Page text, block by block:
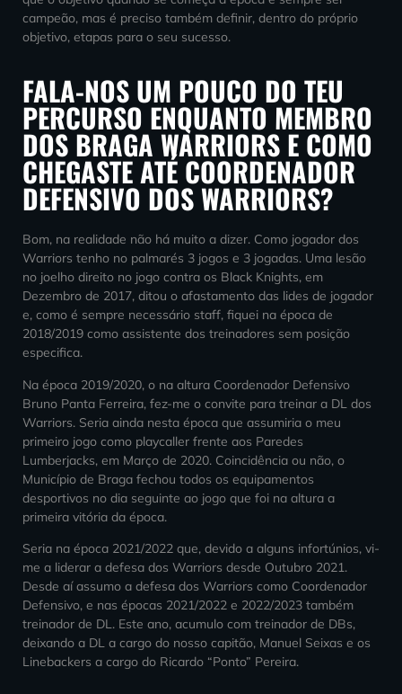
campeão, mas é preciso também definir, dentro do próprio
objetivo, etapas para o seu sucesso.
FALA-NOS UM POUCO DO TEU
PERCURSO ENQUANTO MEMBRO
DOS BRAGA WARRIORS E COMO
CHEGASTE ATÉ COORDENADOR
DEFENSIVO DOS WARRIORS?
Bom, na realidade não há muito a dizer. Como jogador dos
Warriors tenho no palmarés 3 jogos e 3 jogadas. Uma lesão
no joelho direito no jogo contra os Black Knights, em
Dezembro de 2017, ditou o afastamento das lides de jogador
e, como é sempre necessário staff, fiquei na época de
2018/2019 como assistente dos treinadores sem posição
especifica.
Na época 2019/2020, o na altura Coordenador Defensivo
Bruno Panta Ferreira, fez-me o convite para treinar a DL dos
Warriors. Seria ainda nesta época que assumiria o meu
primeiro jogo como playcaller frente aos Paredes
Lumberjacks, em Março de 2020. Coincidência ou não, o
Município de Braga fechou todos os equipamentos
desportivos no dia seguinte ao jogo que foi na altura a
primeira vitória da época.
Seria na época 2021/2022 que, devido a alguns infortúnios, vi-
me a liderar a defesa dos Warriors desde Outubro 2021.
Desde aí assumo a defesa dos Warriors como Coordenador
Defensivo, e nas épocas 2021/2022 e 2022/2023 também
treinador de DL. Este ano, acumulo com treinador de DBs,
deixando a DL a cargo do nosso capitão, Manuel Seixas e os
Linebackers a cargo do Ricardo “Ponto” Pereira.